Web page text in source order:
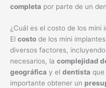
completa por parte de un
¿Cuál es el costo de los mini
El costo de los mini
diversos factores,
necesarios, la complejidad
geográfica y el dentista que
importante obtener un